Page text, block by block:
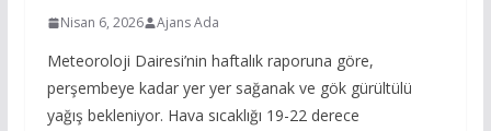
Nisan 6, 2026 Ajans Ada
Meteoroloji Dairesi’nin haftalık raporuna göre,
perşembeye kadar yer yer sağanak ve gök gürültülü
yağış bekleniyor. Hava sıcaklığı 19-22 derece